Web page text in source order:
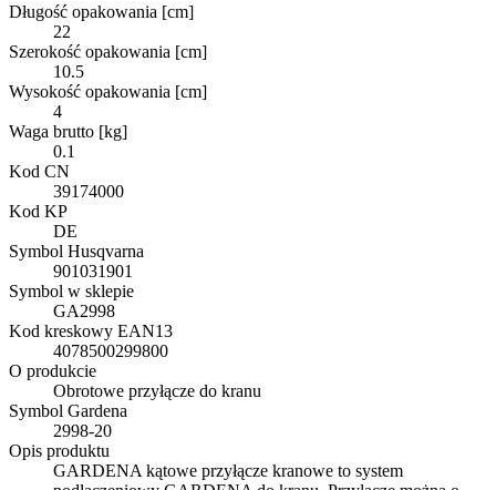
Długość opakowania [cm]
22
Szerokość opakowania [cm]
10.5
Wysokość opakowania [cm]
4
Waga brutto [kg]
0.1
Kod CN
39174000
Kod KP
DE
Symbol Husqvarna
901031901
Symbol w sklepie
GA2998
Kod kreskowy EAN13
4078500299800
O produkcie
Obrotowe przyłącze do kranu
Symbol Gardena
2998-20
Opis produktu
GARDENA kątowe przyłącze kranowe to system